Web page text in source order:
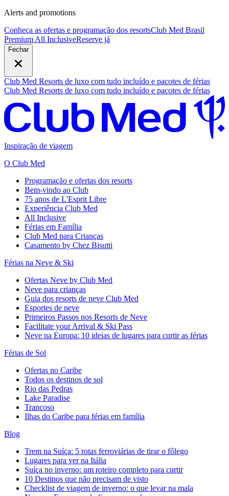
Alerts and promotions
Conheça as ofertas e programação dos resortsClub Med Brasil
Premium All InclusiveReserve já
Fechar
Club Med Resorts de luxo com tudo incluído e pacotes de férias
Club Med Resorts de luxo com tudo incluído e pacotes de férias
Inspiração de viagem
O Club Med
Programação e ofertas dos resorts
Bem-vindo ao Club
75 anos de L'Esprit Libre
Experiência Club Med
All Inclusive
Férias em Família
Club Med para Crianças
Casamento by Chez Bisutti
Férias na Neve & Ski
Ofertas Neve by Club Med
Neve para crianças
Guia dos resorts de neve Club Med
Esportes de neve
Primeiros Passos nos Resorts de Neve
Facilitate your Arrival & Ski Pass
Neve na Europa: 10 ideias de lugares para curtir as férias
Férias de Sol
Ofertas no Caribe
Todos os destinos de sol
Rio das Pedras
Lake Paradise
Trancoso
Ilhas do Caribe para férias em família
Blog
Trem na Suíça: 5 rotas ferroviárias de tirar o fôlego
Lugares para ver na Itália
Suíça no inverno: um roteiro completo para curtir
10 Destinos que não precisam de visto
Checklist de viagem de inverno: o que levar na mala